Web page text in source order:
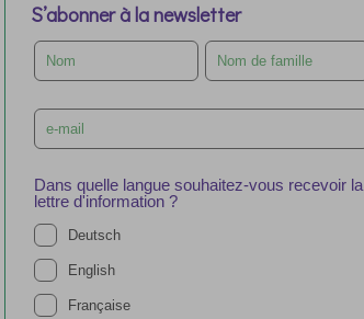
S’abonner à la newsletter
Leave
this
field
Dans quelle langue souhaitez-vous recevoir la
lettre d'information ?
Deutsch
English
Française